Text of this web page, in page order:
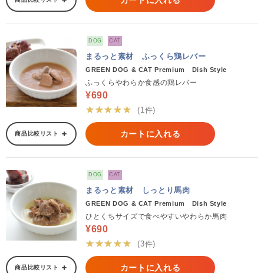
DOG CAT
まるっと素材 ふっくら鶏レバー
GREEN DOG & CAT Premium Dish Style
ふっくらやわらか食感の鶏レバー
¥690
★★★★★
(1件)
商品比較リスト カートに入れる
DOG CAT
まるっと素材 しっとり馬肉
GREEN DOG & CAT Premium Dish Style
ひとくちサイズで食べやすいやわらか馬肉
¥690
★★★★★
(3件)
商品比較リスト カートに入れる